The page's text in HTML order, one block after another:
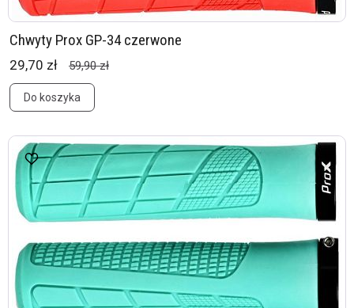
Chwyty Prox GP-34 czerwone
29,70 zł 59,90 zł
Do koszyka